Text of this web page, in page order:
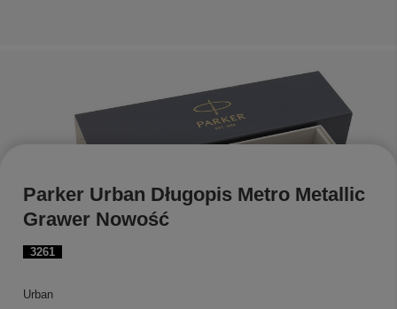
3261
Parker Urban Długopis Metro Metallic
Grawer Nowość
Urban